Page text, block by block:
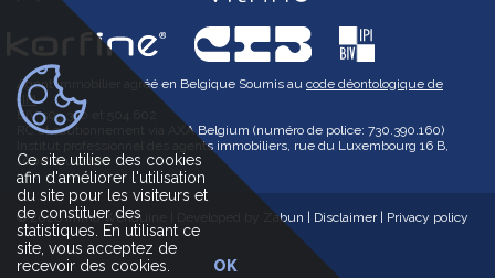
Agent immobilier agréé en Belgique Soumis au code déontologique de
l’IPI
BIV 503 350 et 504 602
RC et cautionnement via AXA Belgium (numéro de police: 730.390.160)
Institut professionnel des agents immobiliers, rue du Luxembourg 16 B,
1000 Bruxelles
© 2026 Immo Wenduine | Developed by Zabun Disclaimer| Privacy policy
Ce site utilise des cookies
afin d'améliorer l'utilisation
du site pour les visiteurs et
de constituer des
statistiques. En utilisant ce
site, vous acceptez de
recevoir des cookies.
OK